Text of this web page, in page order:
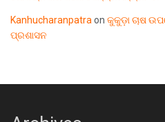
Kanhucharanpatra on କୁକୁଡ଼ା ଚାଷ
ପ୍ରଶାସନ